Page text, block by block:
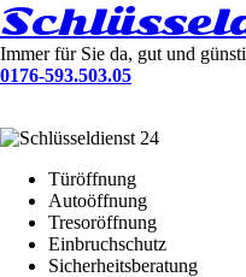
Immer für Sie da, gut und
0176-593.503.05
Türöffnung
Autoöffnung
Tresoröffnung
Einbruchschutz
Sicherheitsberatung